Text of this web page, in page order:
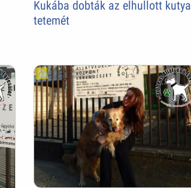
Kukába dobták az elhullott kutya
tetemét